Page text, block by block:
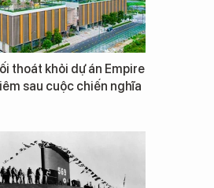
thoát khỏi dự án Empire
sau cuộc chiến nghĩa